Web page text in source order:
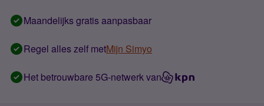
Maandelijks gratis aanpasbaar
Regel alles zelf metMijn Simyo
Het betrouwbare 5G-netwerk van